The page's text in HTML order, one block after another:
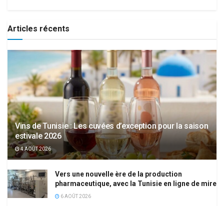
Articles récents
Vins de Tunisie : Les cuvées d’exception pour la saison
estivale 2026
4 AOÛT 2026
Vers une nouvelle ère de la production
pharmaceutique, avec la Tunisie en ligne de mire
6 AOÛT 2026